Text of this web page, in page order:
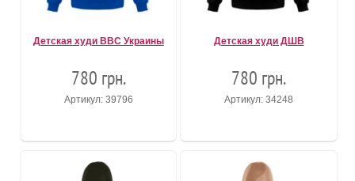
Детская худи ВВС Украины
780 грн.
Артикул: 39796
Детская худи ДШВ
780 грн.
Артикул: 34248